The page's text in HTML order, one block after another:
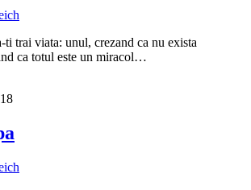
ti trai viata: unul, crezand ca nu exista
ca totul este un miracol…